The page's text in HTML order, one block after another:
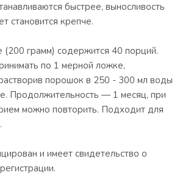
быстрее, выносливость
становится крепче.
(200 грамм) содержится 40 порций.
по 1 мерной ложке,
порошок в 250 - 300 мл воды
Продолжительность — 1 месяц, при
можно повторить. Подходит для
и имеет свидетельство о